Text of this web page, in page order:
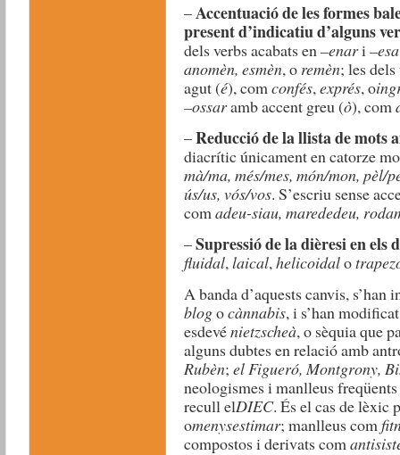
–Accentuació de les formes
present d’indicatiu d’alguns
dels verbs acabats en–enari
anomèn, esmèn, o remèn; les dels
agut (é), comconfés,exprés, o
–ossaramb accent greu (ò), com
–Reducció de la llista de mots
diacrític únicament en catorze
mà/ma, més/mes, món/mon, pèl/
ús/us, vós/vos. S’escriu sense
comadeu-siau, marededeu,
–Supressió de la dièresi en els
fluidal,laical,helicoidalo
A banda d’aquests canvis, s’han
blogocànnabis, i s’han
esdevénietzscheà, o sèquia que
alguns dubtes en relació amb
Rubèn; el Figueró, Montgrony,
neologismes i manlleus
recull elDIEC. És el cas de
omenysestimar; manlleus com
compostos i derivats com